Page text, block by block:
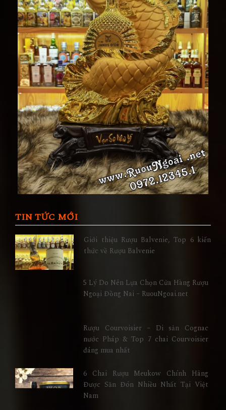
TIN TỨC MỚI
Giới thiệu Rượu Balvenie, Top 6 kiến
thức về Rượu Balvenie
5 Lý Do Nên Lựa Chọn Cửa Hàng Rượu
Ngoại Đồng Nai – RuouNgoai.net
Rượu Courvoisier – Di sản Cognac
nước Pháp & Top 7 chai Courvoisier
đáng mua nhất
6 Chai Rượu Meukow Chính Hãng
Được Săn Đón Nhiều Nhất Tại Việt
Nam